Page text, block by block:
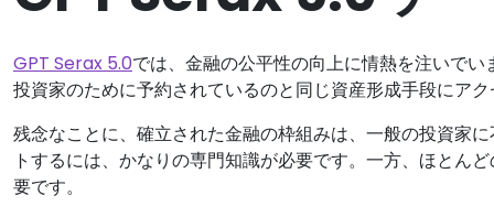
GPT Serax 5.0では、金融の公平性の向上に情熱を注いで
投資家のために予約されているのと同じ資産形成手段にア
残念なことに、確立された金融の枠組みは、一般の投資家
トするには、かなりの専門知識が必要です。一方、ほとん
要です。